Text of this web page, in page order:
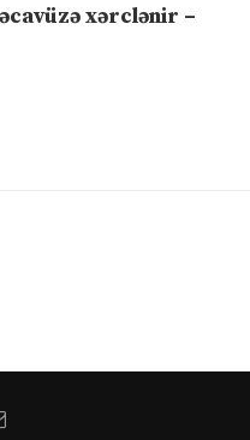
xərclənir –